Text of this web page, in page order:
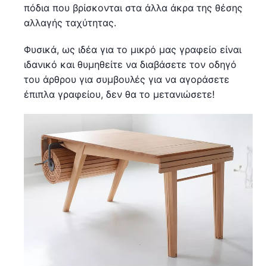
πόδια που βρίσκονται στα άλλα άκρα της θέσης
αλλαγής ταχύτητας.
Φυσικά, ως ιδέα για το μικρό μας γραφείο είναι
ιδανικό και θυμηθείτε να διαβάσετε τον οδηγό
του άρθρου για συμβουλές για να αγοράσετε
έπιπλα γραφείου, δεν θα το μετανιώσετε!